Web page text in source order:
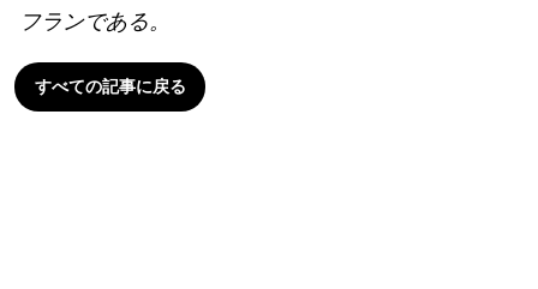
フランである。
すべての記事に戻る